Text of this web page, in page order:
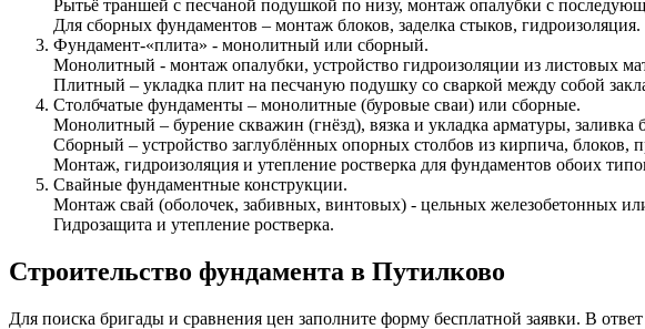
Рытьё траншей с песчаной подушкой по низу, монтаж опалубки с
Для сборных фундаментов – монтаж блоков, заделка стыков, гидроизоляция.
Фундамент-«плита» - монолитный или сборный.
Монолитный - монтаж опалубки, устройство гидроизоляции из листовых
Плитный – укладка плит на песчаную подушку со сваркой между собой
Столбчатые фундаменты – монолитные (буровые сваи) или сборные.
Монолитный – бурение скважин (гнёзд), вязка и укладка арматуры, заливка
Сборный – устройство заглублённых опорных столбов из кирпича, блоков,
Монтаж, гидроизоляция и утепление ростверка для фундаментов обоих
Свайные фундаментные конструкции.
Монтаж свай (оболочек, забивных, винтовых) - цельных железобетонных
Гидрозащита и утепление ростверка.
Строительство фундамента в Путилково
Для поиска бригады и сравнения цен заполните форму бесплатной заявки. В